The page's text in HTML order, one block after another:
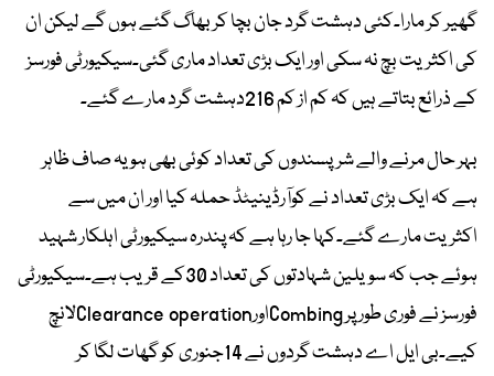
گھیر کر مارا۔کئی دہشت گرد جان بچا کر بھاگ گئے ہوں گے لیکن ان
کی اکثریت بچ نہ سکی اور ایک بڑی تعداد ماری گئی۔سیکیورٹی فورسز
کے ذرائع بتاتے ہیں کہ کم از کم 216دہشت گرد مارے گئے۔
بہر حال مرنے والے شرپسندوں کی تعداد کوئی بھی ہو یہ صاف ظاہر
ہے کہ ایک بڑی تعداد نے کوآرڈینیٹڈ حملہ کیا اور ان میں سے
اکثریت مارے گئے۔کہا جا رہا ہے کہ پندرہ سیکیورٹی اہلکار شہید
ہوئے جب کہ سویلین شہادتوں کی تعداد 30کے قریب ہے۔سیکیورٹی
فورسز نے فوری طور پر CombingاورClearance operationلانچ
کیے۔بی ایل اے دہشت گردوں نے 14جنوری کو گھات لگا کر